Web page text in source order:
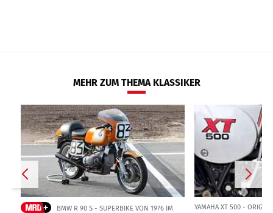
MEHR ZUM THEMA KLASSIKER
BMW R 90 S - SUPERBIKE VON 1976 IM
YAMAHA XT 500 -